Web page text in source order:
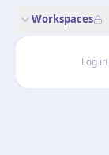
Workspaces
Log